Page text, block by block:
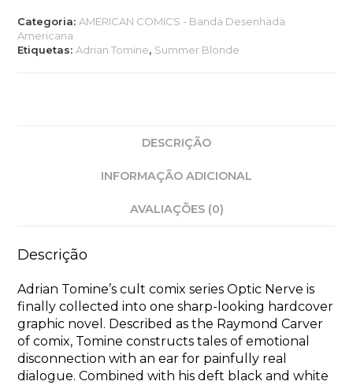
Categoria:AMERICAN COMICS - Banda Desenhada
Americana
Etiquetas:Adrian Tomine, Summer Blonde
DESCRIÇÃO
INFORMAÇÃO ADICIONAL
AVALIAÇÕES (0)
Descrição
Adrian Tomine’s cult comix series Optic Nerve is
finally collected into one sharp-looking hardcover
graphic novel. Described as the Raymond Carver
of comix, Tomine constructs tales of emotional
disconnection with an ear for painfully real
dialogue. Combined with his deft black and white